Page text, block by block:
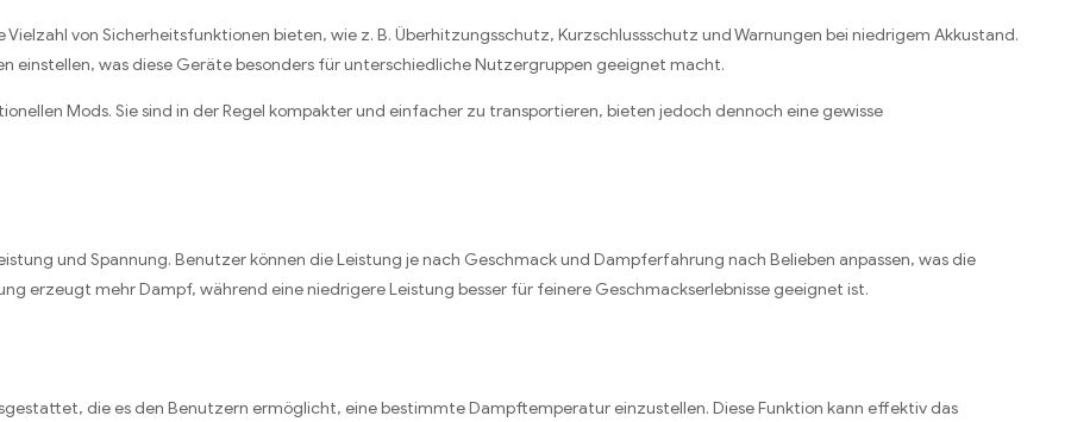
von Sicherheitsfunktionen bieten, wie z. B. Überhitzungsschutz, Kurzschlussschutz und Warnungen bei niedrigem Akkustand.
einstellen, was diese Geräte besonders für unterschiedliche Nutzergruppen geeignet macht.
Mods. Sie sind in der Regel kompakter und einfacher zu transportieren, bieten jedoch dennoch eine gewisse
und Spannung. Benutzer können die Leistung je nach Geschmack und Dampferfahrung nach Belieben anpassen, was die
erzeugt mehr Dampf, während eine niedrigere Leistung besser für feinere Geschmackserlebnisse geeignet ist.
die es den Benutzern ermöglicht, eine bestimmte Dampftemperatur einzustellen. Diese Funktion kann effektiv das